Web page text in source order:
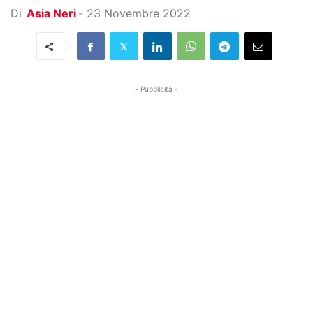
Di Asia Neri - 23 Novembre 2022
- Pubblicità -